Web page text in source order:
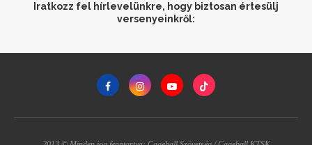
Iratkozz fel hírlevelünkre, hogy biztosan értesülj
versenyeinkről: